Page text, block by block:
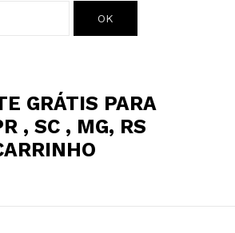
OK
GRÁTIS PARA
, SC , MG, RS